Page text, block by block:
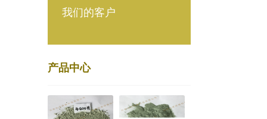
我们的客户
产品中心